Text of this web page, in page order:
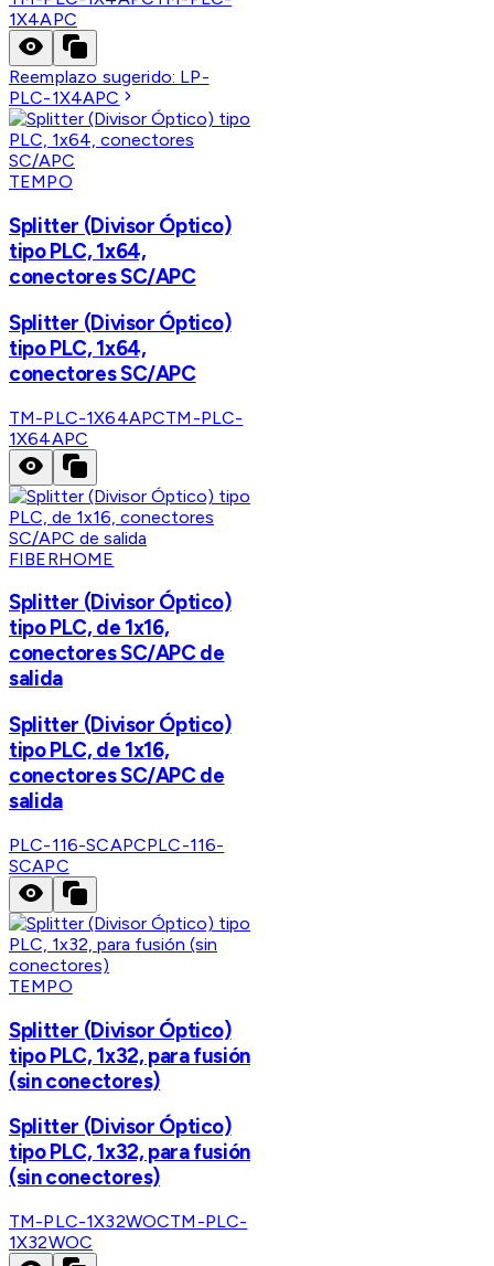
1X4APC
Reemplazo sugerido: LP-
PLC-1X4APC
TEMPO
Splitter (Divisor Óptico)
tipo PLC, 1x64,
conectores SC/APC
Splitter (Divisor Óptico)
tipo PLC, 1x64,
conectores SC/APC
TM-PLC-1X64APCTM-PLC-
1X64APC
FIBERHOME
Splitter (Divisor Óptico)
tipo PLC, de 1x16,
conectores SC/APC de
salida
Splitter (Divisor Óptico)
tipo PLC, de 1x16,
conectores SC/APC de
salida
PLC-116-SCAPCPLC-116-
SCAPC
TEMPO
Splitter (Divisor Óptico)
tipo PLC, 1x32, para fusión
(sin conectores)
Splitter (Divisor Óptico)
tipo PLC, 1x32, para fusión
(sin conectores)
TM-PLC-1X32WOCTM-PLC-
1X32WOC